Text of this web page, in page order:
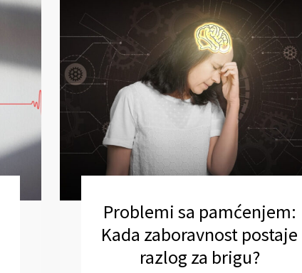
Problemi sa pamćenjem:
Kada zaboravnost postaje
razlog za brigu?